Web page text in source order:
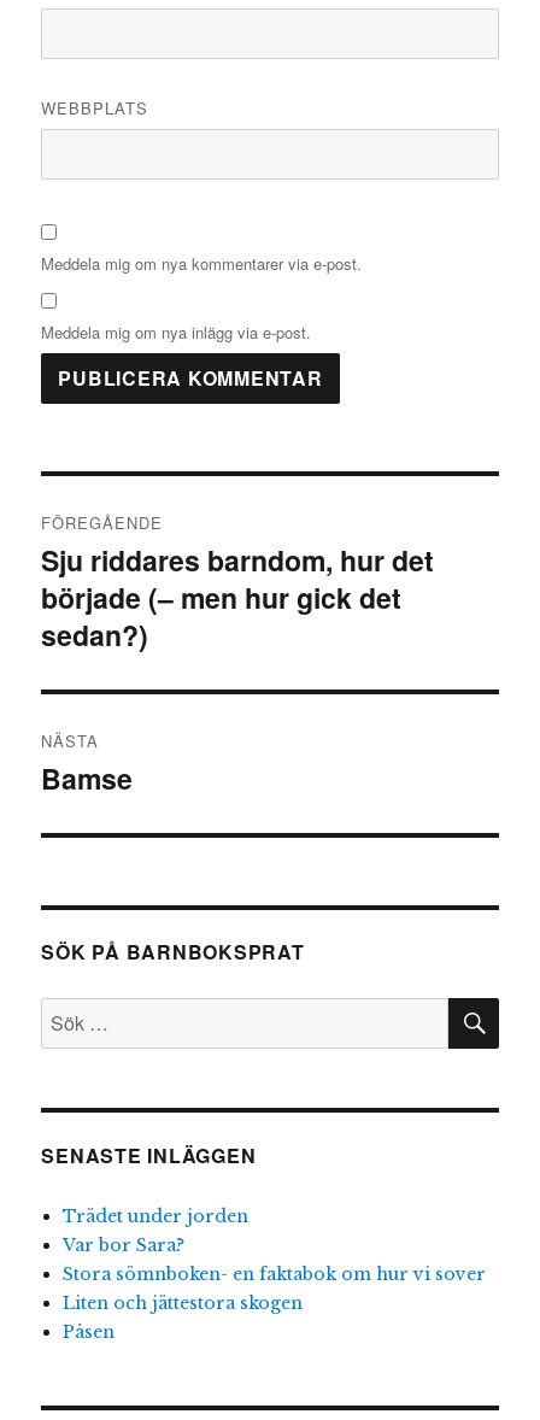
WEBBPLATS
Meddela mig om nya kommentarer via e-post.
Meddela mig om nya inlägg via e-post.
FÖREGÅENDE
Föregående
inlägg:
Sju riddares barndom, hur det
började (– men hur gick det
sedan?)
NÄSTA
Nästa
Bamse
SÖK PÅ BARNBOKSPRAT
Sök
SENASTE INLÄGGEN
Trädet under jorden
Var bor Sara?
Stora sömnboken- en faktabok om hur vi sover
Liten och jättestora skogen
Påsen